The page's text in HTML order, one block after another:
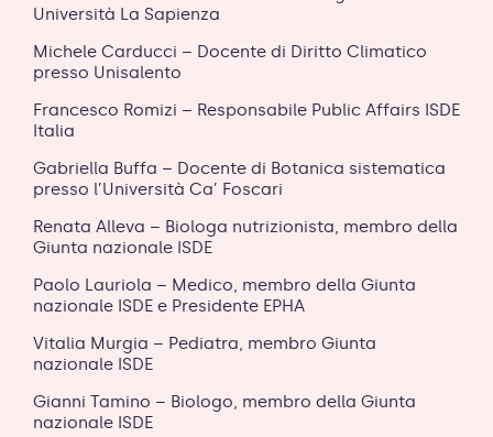
Università La Sapienza
Michele Carducci – Docente di Diritto Climatico
presso Unisalento
Francesco Romizi – Responsabile Public Affairs ISDE
Italia
Gabriella Buffa – Docente di Botanica sistematica
presso l’Università Ca’ Foscari
Renata Alleva – Biologa nutrizionista, membro della
Giunta nazionale ISDE
Paolo Lauriola – Medico, membro della Giunta
nazionale ISDE e Presidente EPHA
Vitalia Murgia – Pediatra, membro Giunta
nazionale ISDE
Gianni Tamino – Biologo, membro della Giunta
nazionale ISDE